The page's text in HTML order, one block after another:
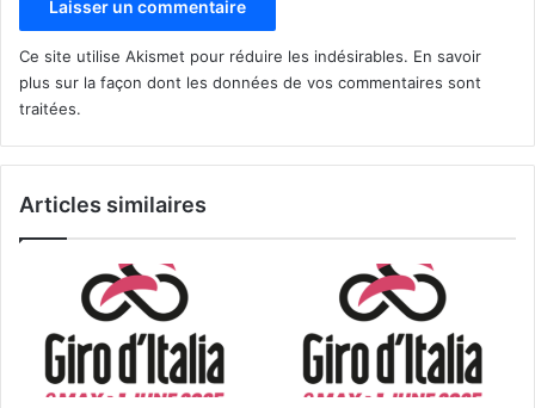
Ce site utilise Akismet pour réduire les indésirables. En savoir
plus sur la façon dont les données de vos commentaires sont
traitées.
Articles similaires